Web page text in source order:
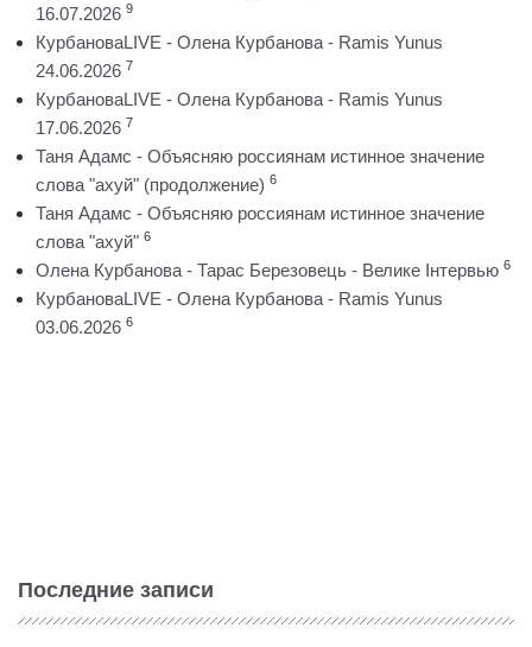
16.07.2026 9
КурбановаLIVE - Олена Курбанова - Ramis Yunus
24.06.2026 7
КурбановаLIVE - Олена Курбанова - Ramis Yunus
17.06.2026 7
Таня Адамс - Объясняю россиянам истинное значение
слова "ахуй" (продолжение) 6
Таня Адамс - Объясняю россиянам истинное значение
слова "ахуй" 6
Олена Курбанова - Тарас Березовець - Велике Інтервью 6
КурбановаLIVE - Олена Курбанова - Ramis Yunus
03.06.2026 6
Последние записи